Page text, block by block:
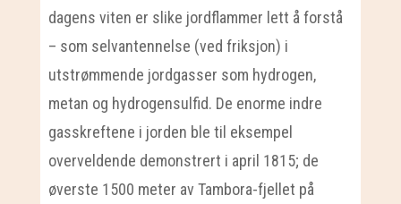
dagens viten er slike jordflammer lett å forstå
– som selvantennelse (ved friksjon) i
utstrømmende jordgasser som hydrogen,
metan og hydrogensulfid. De enorme indre
gasskreftene i jorden ble til eksempel
overveldende demonstrert i april 1815; de
øverste 1500 meter av Tambora-fjellet på